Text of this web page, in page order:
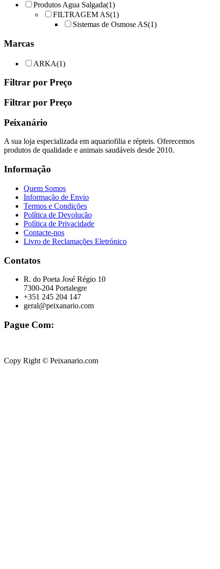
the
product
Produtos Agua Salgada(1)
FILTRAGEM AS(1)
Sistemas de Osmose AS(1)
Marcas
ARKA(1)
Filtrar por Preço
Filtrar por Preço
Peixanário
A sua loja especializada em aquariofilia e répteis. Oferecemos
produtos de qualidade e animais saudáveis desde 2010.
Informação
Quem Somos
Informação de Envio
Termos e Condições
Política de Devolução
Política de Privacidade
Contacte-nos
Livro de Reclamações Eletrónico
Contatos
R. do Poeta José Régio 10
7300-204 Portalegre
+351 245 204 147
geral@peixanario.com
Pague Com:
Copy Right © Peixanario.com